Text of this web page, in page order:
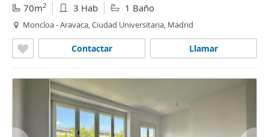
70m2 3 Hab 1 Baño
Moncloa - Aravaca, Ciudad Universitaria, Madrid
Llamar
Contactar